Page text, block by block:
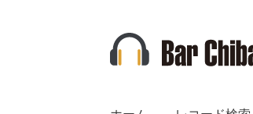
ナ
ビ
コ
ン